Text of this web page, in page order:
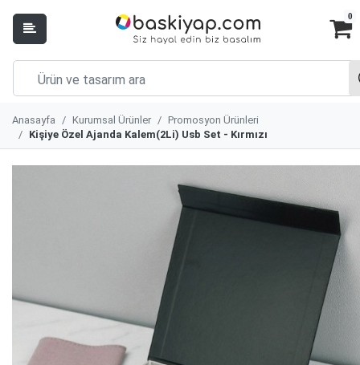
0
Anasayfa Kurumsal Ürünler
Promosyon Ürünleri
Kişiye Özel Ajanda Kalem(2Li) Usb Set - Kırmızı